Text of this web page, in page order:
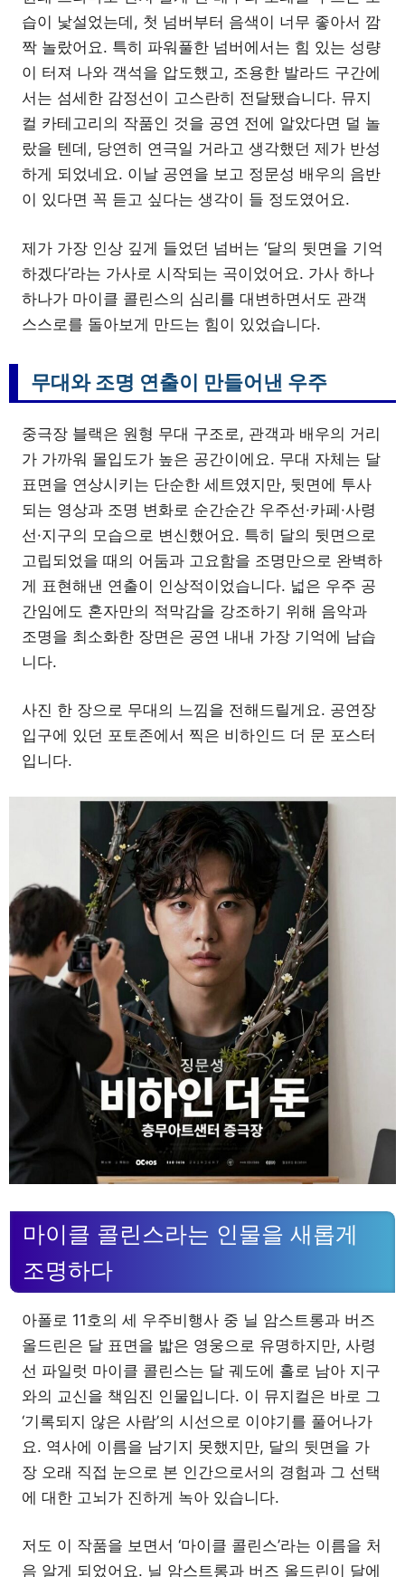
습이 낯설었는데, 첫 넘버부터 음색이 너무 좋아서 깜
짝 놀랐어요. 특히 파워풀한 넘버에서는 힘 있는 성량
이 터져 나와 객석을 압도했고, 조용한 발라드 구간에
서는 섬세한 감정선이 고스란히 전달됐습니다. 뮤지
컬 카테고리의 작품인 것을 공연 전에 알았다면 덜 놀
랐을 텐데, 당연히 연극일 거라고 생각했던 제가 반성
하게 되었네요. 이날 공연을 보고 정문성 배우의 음반
이 있다면 꼭 듣고 싶다는 생각이 들 정도였어요.
제가 가장 인상 깊게 들었던 넘버는 ‘달의 뒷면을 기억
하겠다’라는 가사로 시작되는 곡이었어요. 가사 하나
하나가 마이클 콜린스의 심리를 대변하면서도 관객
스스로를 돌아보게 만드는 힘이 있었습니다.
무대와 조명 연출이 만들어낸 우주
중극장 블랙은 원형 무대 구조로, 관객과 배우의 거리
가 가까워 몰입도가 높은 공간이에요. 무대 자체는 달
표면을 연상시키는 단순한 세트였지만, 뒷면에 투사
되는 영상과 조명 변화로 순간순간 우주선·카페·사령
선·지구의 모습으로 변신했어요. 특히 달의 뒷면으로
고립되었을 때의 어둠과 고요함을 조명만으로 완벽하
게 표현해낸 연출이 인상적이었습니다. 넓은 우주 공
간임에도 혼자만의 적막감을 강조하기 위해 음악과
조명을 최소화한 장면은 공연 내내 가장 기억에 남습
니다.
사진 한 장으로 무대의 느낌을 전해드릴게요. 공연장
입구에 있던 포토존에서 찍은 비하인드 더 문 포스터
입니다.
마이클 콜린스라는 인물을 새롭게
조명하다
아폴로 11호의 세 우주비행사 중 닐 암스트롱과 버즈
올드린은 달 표면을 밟은 영웅으로 유명하지만, 사령
선 파일럿 마이클 콜린스는 달 궤도에 홀로 남아 지구
와의 교신을 책임진 인물입니다. 이 뮤지컬은 바로 그
‘기록되지 않은 사람’의 시선으로 이야기를 풀어나가
요. 역사에 이름을 남기지 못했지만, 달의 뒷면을 가
장 오래 직접 눈으로 본 인간으로서의 경험과 그 선택
에 대한 고뇌가 진하게 녹아 있습니다.
저도 이 작품을 보면서 ‘마이클 콜린스’라는 이름을 처
음 알게 되었어요. 닐 암스트롱과 버즈 올드린이 달에